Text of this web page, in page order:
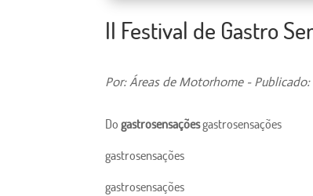
II Festival de Gastro
Por: Áreas de Motorhome - Publicado:
Dogastrosensaçõesgastrosensações
gastrosensações
gastrosensações